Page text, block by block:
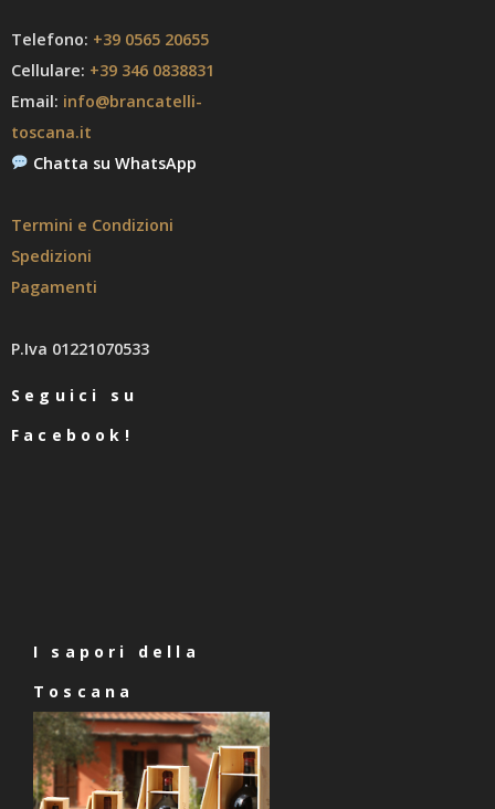
Telefono: +39 0565 20655
Cellulare: +39 346 0838831
Email: info@brancatelli-
toscana.it
Chatta su WhatsApp
Termini e Condizioni
Spedizioni
Pagamenti
P.Iva 01221070533
Seguici su
Facebook!
I sapori della
Toscana